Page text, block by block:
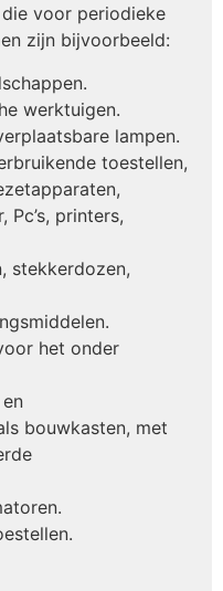
voor periodieke
zijn bijvoorbeeld:
werktuigen.
lampen.
toestellen,
printers,
stekkerdozen,
het onder
bouwkasten, met